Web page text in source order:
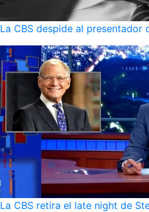
La CBS despide al presentador
La CBS retira el late night de